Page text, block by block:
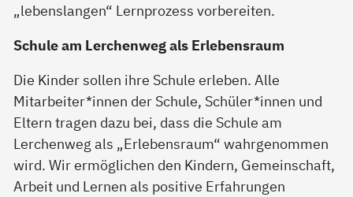
„lebenslangen“ Lernprozess vorbereiten.
Schule am Lerchenweg als Erlebensraum
Die Kinder sollen ihre Schule erleben. Alle
Mitarbeiter*innen der Schule, Schüler*innen und
Eltern tragen dazu bei, dass die Schule am
Lerchenweg als „Erlebensraum“ wahrgenommen
wird. Wir ermöglichen den Kindern, Gemeinschaft,
Arbeit und Lernen als positive Erfahrungen